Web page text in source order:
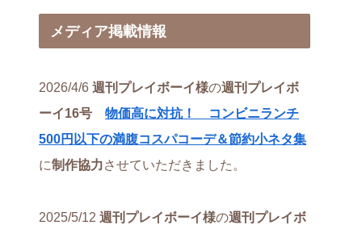
メディア掲載情報
2026/4/6 週刊プレイボーイ様の週刊プレイボ
ーイ16号 物価高に対抗！ コンビニランチ
500円以下の満腹コスパコーデ＆節約小ネタ集
に制作協力させていただきました。
2025/5/12 週刊プレイボーイ様の週刊プレイボ